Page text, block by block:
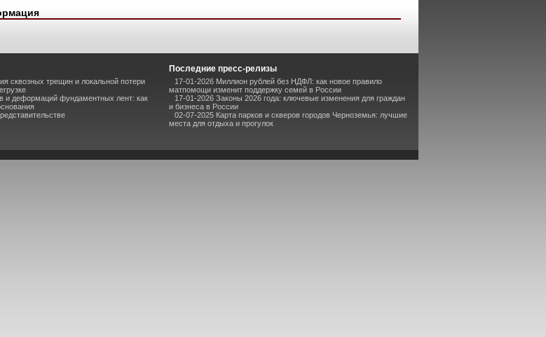
сквозных трещин и локальной потери
и деформаций фундаментных лент: как
Последние пресс-релизы
17-01-2026 Миллион рублей без НДФЛ: как новое правило
матпомощи изменит поддержку семей в России
17-01-2026 Законы 2026 года: ключевые изменения для граждан
и бизнеса в России
02-07-2025 Карта парков и скверов городов Черноземья: лучшие
места для отдыха и прогулок